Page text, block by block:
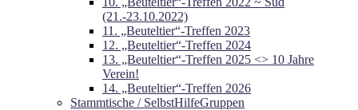
(21.-23.10.2022)
11. „Beuteltier“-Treffen 2023
12. „Beuteltier“-Treffen 2024
13. „Beuteltier“-Treffen 2025 <> 10 Jahre
Verein!
14. „Beuteltier“-Treffen 2026
Stammtische / SelbstHilfeGruppen